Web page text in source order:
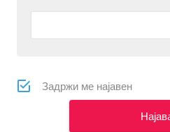
Задржи ме најавен